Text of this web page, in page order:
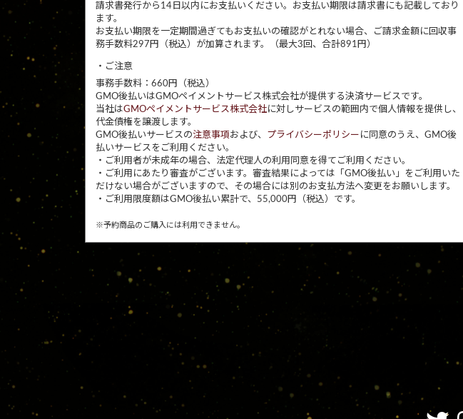
請求書発行から14日以内にお支払いください。お支払い期限は請求書にも記載しており
ます。
お支払い期限を一定期間過ぎてもお支払いの確認がとれない場合、ご請求金額に回収事
務手数料297円（税込）が加算されます。（最大3回、合計891円）
ご注意
事務手数料：660円（税込）
GMO後払いはGMOペイメントサービス株式会社が提供する決済サービスです。
当社はGMOペイメントサービス株式会社に対しサービスの範囲内で個人情報を提供し、
代金債権を譲渡します。
GMO後払いサービスの注意事項および、 プライバシーポリシー に同意のうえ、GMO後
払いサービスをご利用ください。
・ご利用者が未成年の場合、法定代理人の利用同意を得てご利用ください。
・ご利用にあたり審査がございます。審査結果によっては「GMO後払い」をご利用いた
だけない場合がございますので、その場合には別のお支払方法へ変更をお願いします。
・ご利用限度額はGMO後払い累計で、55,000円（税込）です。
※予約商品のご購入には利用できません。